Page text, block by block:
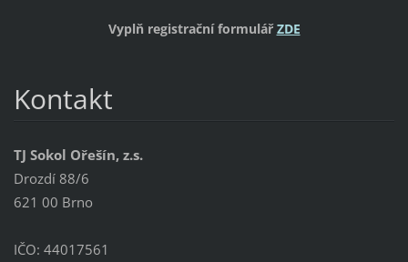
Vyplň registrační formulářZDE
Kontakt
TJ Sokol Ořešín, z.s.
Drozdí 88/6
621 00 Brno
IČO: 44017561